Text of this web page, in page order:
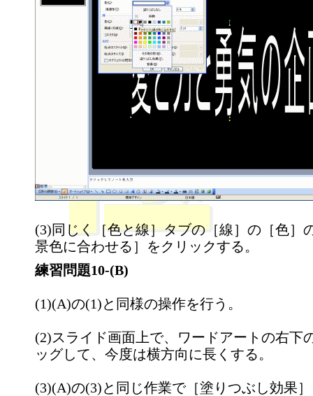
(3)同じく［色と線］タブの［線］の［色
景色に合わせる］をクリックする。
練習問題10-(B)
(1)(A)の(1)と同様の操作を行う。
(2)スライド画面上で、ワードアートの右下
ッグして、今度は横方向に長くする。
(3)(A)の(3)と同じ作業で［塗りつぶし効果